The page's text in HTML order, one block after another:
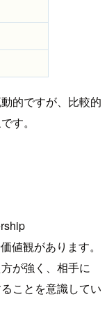
的ですが、比較的
す。
値観があります。
が強く、相手に
ことを意識してい